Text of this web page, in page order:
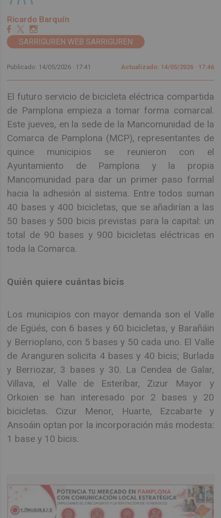
Ricardo Barquín
SARRIGUREN WEB SARRIGUREN
Publicado: 14/05/2026 · 17:41 Actualizado: 14/05/2026 · 17:46
El futuro servicio de bicicleta eléctrica compartida
de Pamplona empieza a tomar forma comarcal.
Este jueves, en la sede de la Mancomunidad de la
Comarca de Pamplona (MCP), representantes de
quince municipios se reunieron con el
Ayuntamiento de Pamplona y la propia
Mancomunidad para dar un primer paso formal
hacia la adhesión al sistema. Entre todos suman
40 bases y 400 bicicletas, que se añadirían a las
50 bases y 500 bicis previstas para la capital: un
total de 90 bases y 900 bicicletas eléctricas en
toda la Comarca.
Quién quiere cuántas bicis
Los municipios con mayor demanda son el Valle
de Egüés, con 6 bases y 60 bicicletas, y Barañáin
y Berrioplano, con 5 bases y 50 cada uno. El Valle
de Aranguren solicita 4 bases y 40 bicis; Burlada
y Berriozar, 3 bases y 30. La Cendea de Galar,
Villava, el Valle de Esteríbar, Zizur Mayor y
Orkoien se han interesado por 2 bases y 20
bicicletas. Cizur Menor, Huarte, Ezcabarte y
Ansoáin optan por la incorporación más modesta:
1 base y 10 bicis.